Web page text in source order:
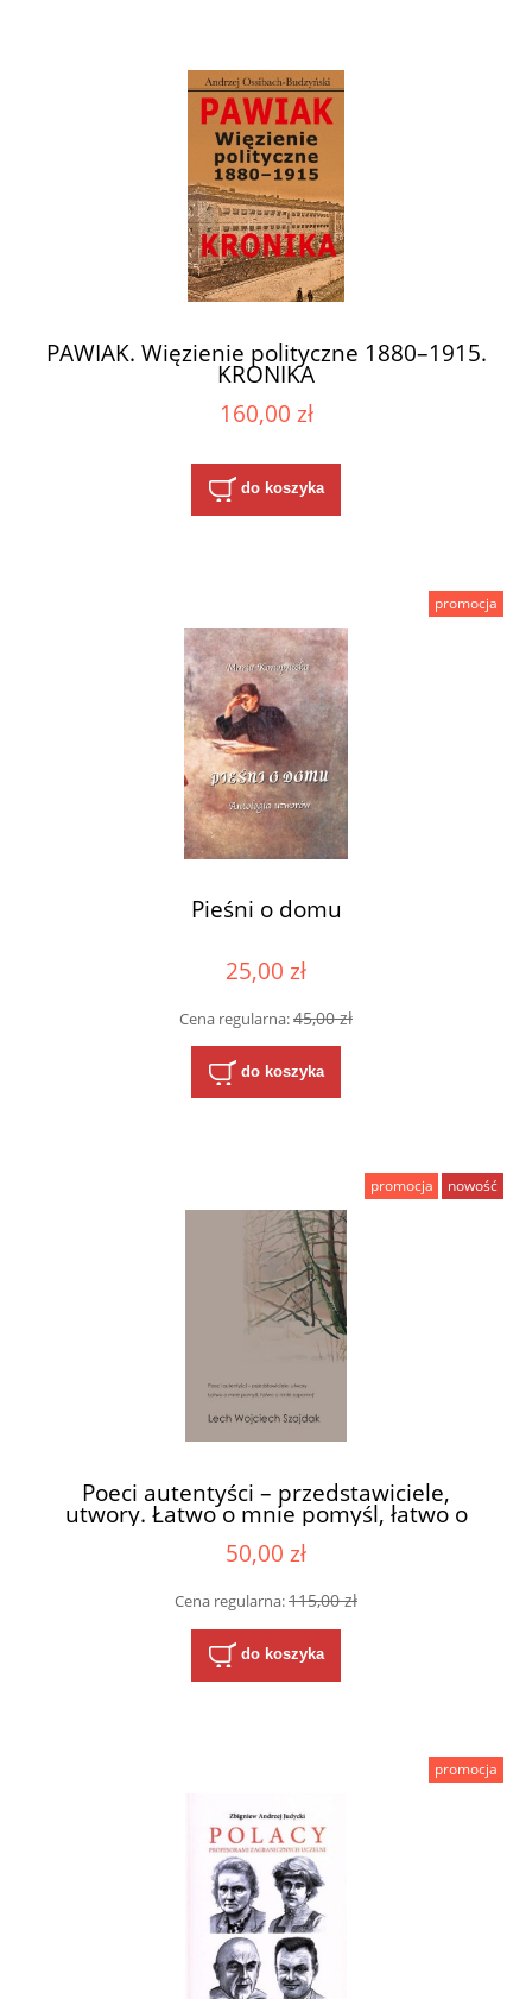
PAWIAK. Więzienie polityczne 1880–1915.
KRONIKA
160,00 zł
do koszyka
Pieśni o domu
25,00 zł
Cena regularna:45,00 zł
do koszyka
promocja
Poeci autentyści – przedstawiciele,
utwory. Łatwo o mnie pomyśl, łatwo o
mnie zapomnij
50,00 zł
Cena regularna:115,00 zł
do koszyka
promocja nowość
promocja